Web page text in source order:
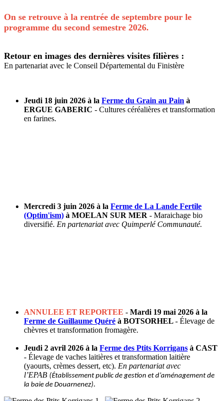
On se retrouve à la rentrée de septembre pour le
programme du second semestre 2026.
Retour en images des dernières visites filières :
En partenariat avec le Conseil Départemental du Finistère
Jeudi 18 juin 2026 à la Ferme du Grain au Pain à
ERGUE GABERIC - Cultures céréalières et transformation
en farines.
Mercredi 3 juin 2026 à la Ferme de La Lande Fertile
(Optim'ism) à MOELAN SUR MER - Maraichage bio
diversifié. En partenariat avec Quimperlé Communauté.
ANNULEE ET REPORTEE - Mardi 19 mai 2026 à la
Ferme de Guillaume Quéré à BOTSORHEL - Élevage de
chèvres et transformation fromagère.
Jeudi 2 avril 2026 à la Ferme des Ptits Korrigans à CAST
- Élevage de vaches laitières et transformation laitière
(yaourts, crèmes dessert, etc). En partenariat avec
l’EPAB (Établissement public de gestion et d’aménagement de
la baie de Douarnenez).